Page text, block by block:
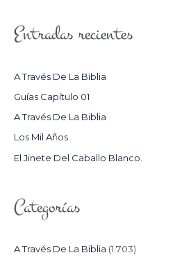
C
R
:
Entradas recientes
A Través De La Biblia
Guías Capítulo 01
A Través De La Biblia
Los Mil Años.
El Jinete Del Caballo Blanco.
Categorías
A Través De La Biblia (1.703)